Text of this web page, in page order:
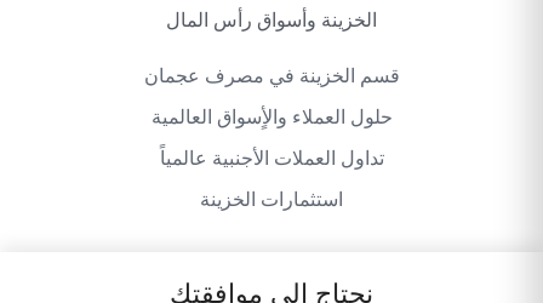
الخزينة وأسواق رأس المال
قسم الخزينة في مصرف عجمان
حلول العملاء والأٍسواق العالمية
تداول العملات الأجنبية عالمياً
استثمارات الخزينة
سياسة الخصوصية
نحتاج إلى موافقتك